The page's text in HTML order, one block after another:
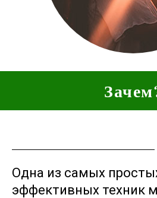
Одна из самых
эффективных техник